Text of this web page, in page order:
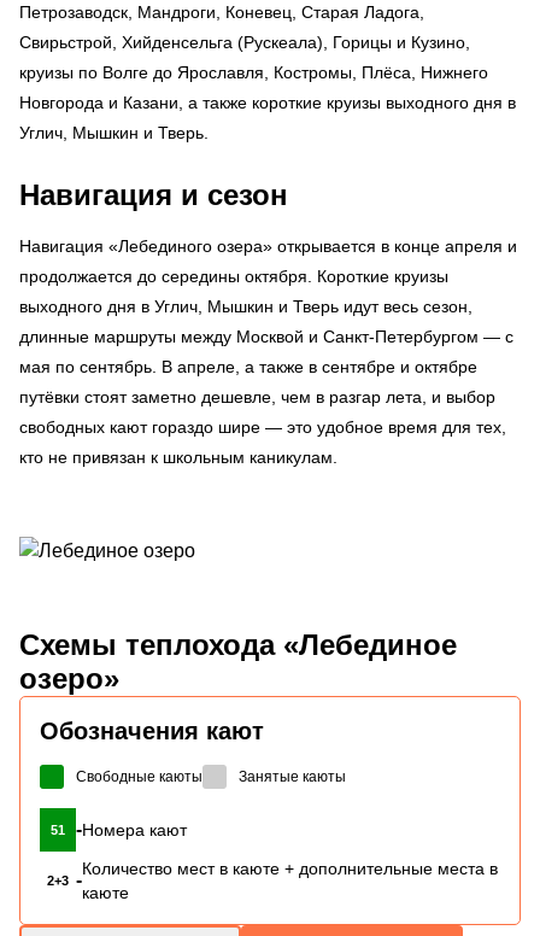
Петрозаводск, Мандроги, Коневец, Старая Ладога,
Свирьстрой, Хийденсельга (Рускеала), Горицы и Кузино,
круизы по Волге до Ярославля, Костромы, Плёса, Нижнего
Новгорода и Казани, а также короткие круизы выходного дня в
Углич, Мышкин и Тверь.
Навигация и сезон
Навигация «Лебединого озера» открывается в конце апреля и
продолжается до середины октября. Короткие круизы
выходного дня в Углич, Мышкин и Тверь идут весь сезон,
длинные маршруты между Москвой и Санкт-Петербургом — с
мая по сентябрь. В апреле, а также в сентябре и октябре
путёвки стоят заметно дешевле, чем в разгар лета, и выбор
свободных кают гораздо шире — это удобное время для тех,
кто не привязан к школьным каникулам.
Схемы теплохода «Лебединое
озеро»
Обозначения кают
Свободные каюты Занятые каюты
51 -Номера кают
2+3 -
Количество мест в каюте + дополнительные места в
каюте